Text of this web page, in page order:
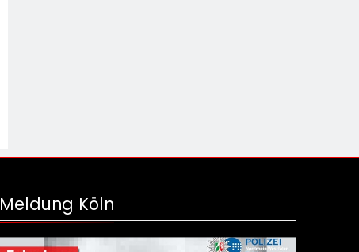
Meldung Köln